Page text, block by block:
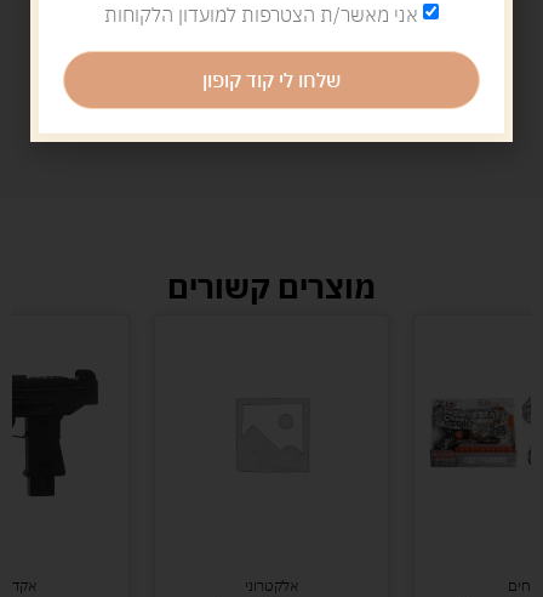
מוצרים קשורים
אלקטרוני
אני מאשר/ת הצטרפות למועדון הלקוחות
שלחו לי קוד קופון